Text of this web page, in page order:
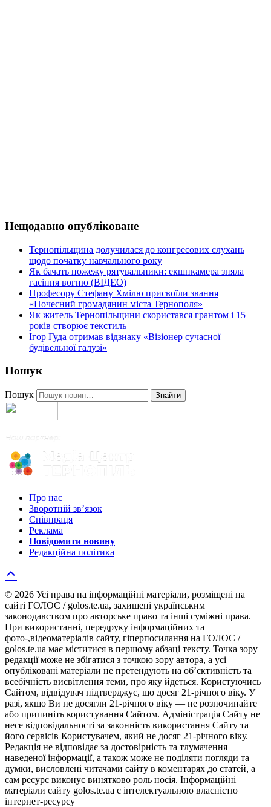
Нещодавно опубліковане
Тернопільщина долучилася до конгресових слухань
щодо початку навчального року
Як бачать пожежу рятувальники: екшнкамера зняла
гасіння вогню (ВІДЕО)
Професору Стефану Хмілю присвоїли звання
«Почесний громадянин міста Тернополя»
Як житель Тернопільщини скористався грантом і 15
років створює текстиль
Ігор Гуда отримав відзнаку «Візіонер сучасної
будівельної галузі»
Пошук
Пошук Знайти
Про нас
Зворотній зв’язок
Співпраця
Реклама
Повідомити новину
Редакційна політика
© 2026 Усі права на інформаційні матеріали, розміщені на
сайті ГОЛОС / golos.te.ua, захищені українським
законодавством про авторське право та інші суміжні права.
При використанні, передруку інформаційних та
фото-,відеоматеріалів сайту, гіперпосилання на ГОЛОС /
golos.te.ua має міститися в першому абзаці тексту. Точка зору
редакції може не збігатися з точкою зору автора, а усі
опубліковані матеріали не претендують на об’єктивність та
всебічність висвітлення теми, про яку йдеться. Користуючись
Сайтом, відвідувач підтверджує, що досяг 21-річного віку. У
разі, якщо Ви не досягли 21-річного віку — не розпочинайте
або припиніть користування Сайтом. Адміністрація Сайту не
несе відповідальності за законність використання Сайту та
його сервісів Користувачем, який не досяг 21-річного віку.
Редакція не відповідає за достовірність та тлумачення
наведеної інформації, а також може не поділяти погляди та
думки, висловлені читачами сайту в коментарях до статей, а
сам ресурс виконує винятково роль носія. Інформаційні
матеріали сайту golos.te.ua є інтелектуальною власністю
інтернет-ресурсу